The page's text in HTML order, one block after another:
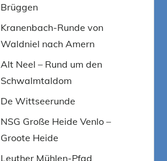
Brüggen
Kranenbach-Runde von
Waldniel nach Amern
Alt Neel – Rund um den
Schwalmtaldom
De Wittseerunde
NSG Große Heide Venlo –
Groote Heide
Leuther Mühlen-Pfad